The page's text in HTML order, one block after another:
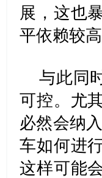
展，这也
平依赖较
与此同
可控。尤
必然会纳
车如何进
这样可能